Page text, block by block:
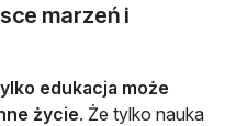
marzeń i
edukacja może
życie. Że tylko nauka